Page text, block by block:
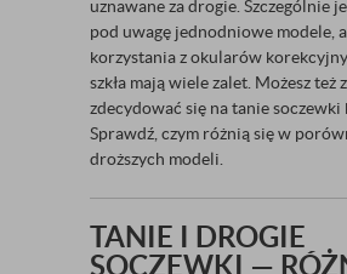
uznawane za drogie. Szczególnie
pod uwagę jednodniowe modele,
korzystania z okularów
szkła mają wiele zalet. Możesz też
zdecydować się na tanie soczewki
Sprawdź, czym różnią się w
droższych modeli.
TANIE I DROGIE
SOCZEWKI —